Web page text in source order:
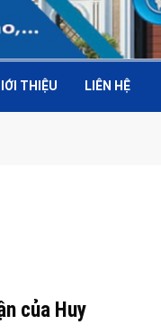
THIỆU LIÊN HỆ
của Huy